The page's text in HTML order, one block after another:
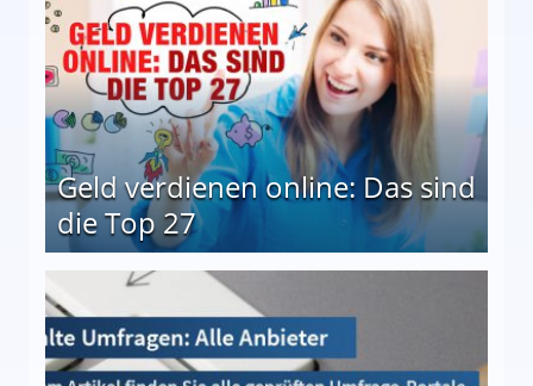
Geld verdienen online: Das sind
die Top 27